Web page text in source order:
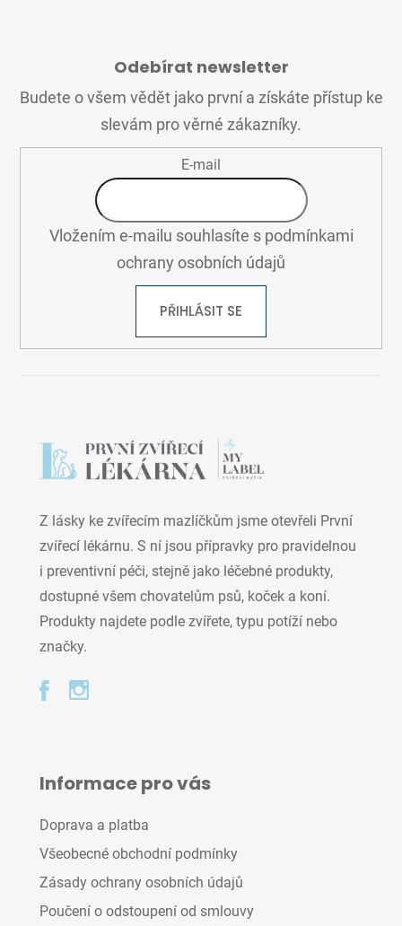
Odebírat newsletter
Budete o všem vědět jako první a získáte přístup ke
slevám pro věrné zákazníky.
E-mail
Vložením e-mailu souhlasíte s podmínkami
ochrany osobních údajů
PŘIHLÁSIT SE
Z lásky ke zvířecím mazlíčkům jsme otevřeli První
zvířecí lékárnu. S ní jsou přípravky pro pravidelnou
i preventivní péči, stejně jako léčebné produkty,
dostupné všem chovatelům psů, koček a koní.
Produkty najdete podle zvířete, typu potíží nebo
značky.
Informace pro vás
Doprava a platba
Všeobecné obchodní podmínky
Zásady ochrany osobních údajů
Poučení o odstoupení od smlouvy